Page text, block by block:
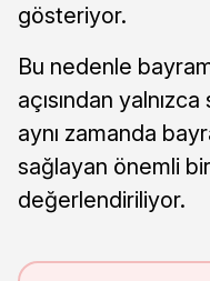
gösteriyor.
Bu nedenle
açısından
aynı zamanda
sağlayan önemli
değerlendiriliyor.